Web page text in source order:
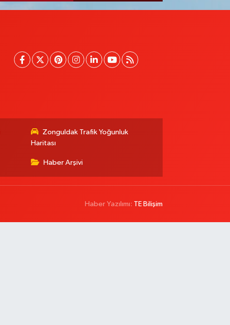
Zonguldak Trafik Yoğunluk
Haritası
Haber Arşivi
Haber Yazılımı: TE Bilişim